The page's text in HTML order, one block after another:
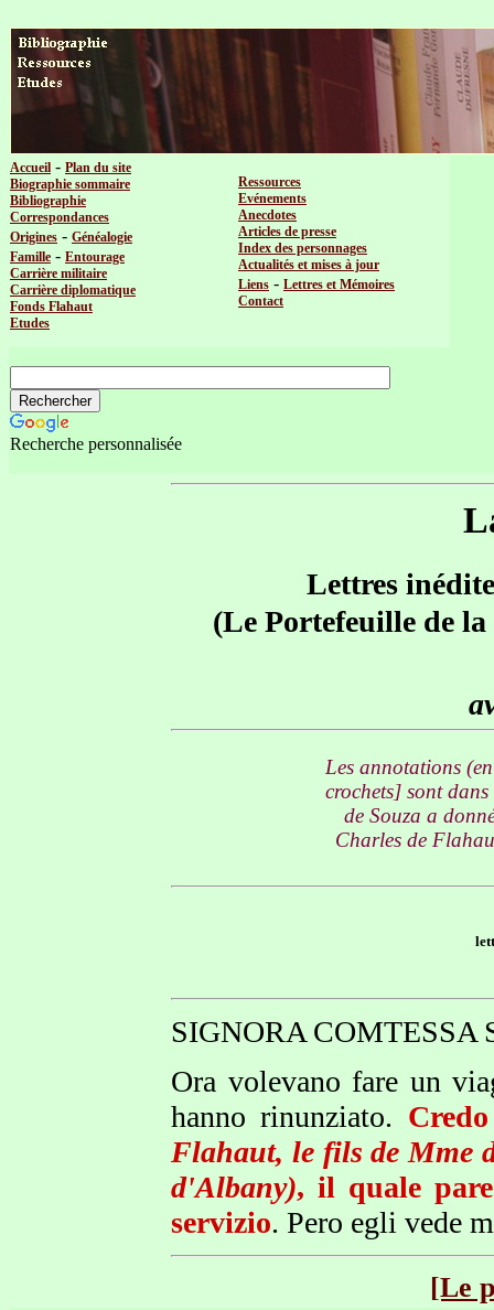
Accueil - Plan du site
Biographie sommaire
Bibliographie
Correspondances
Origines - Généalogie
Famille - Entourage
Carrière militaire
Carrière diplomatique
Fonds Flahaut
Etudes
Ressources
Evénements
Anecdotes
Articles de presse
Index des personnages
Actualités et mises à jour
Liens - Lettres et Mémoires
Contact
Recherche personnalisée
Lettres
(Le Portefeuille de
Les annotations
crochets] sont
de Souza a
Charles de
SIGNORA
Ora volevano fare un
hanno rinunziato.
Flahaut, le fils de Mme
d'Albany), il quale
servizio. Pero egli vede
[Le